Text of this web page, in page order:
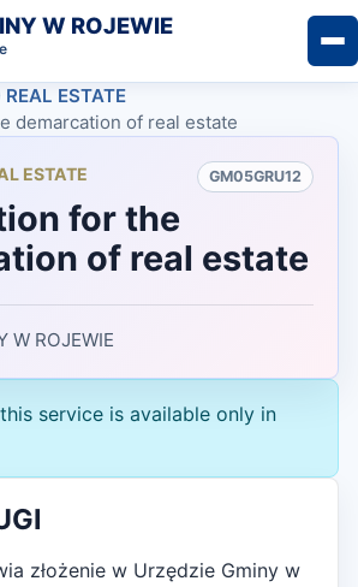
W ROJEWIE
ESTATE
demarcation of real estate
ESTATE GM05GRU12
for the
of real estate
W ROJEWIE
service is available only in
złożenie w Urzędzie Gminy w